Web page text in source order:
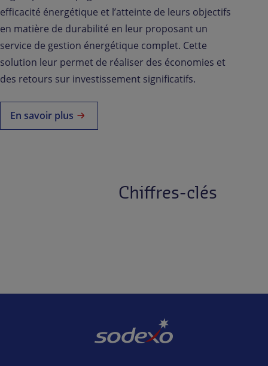
efficacité énergétique et l’atteinte de leurs objectifs
en matière de durabilité en leur proposant un
service de gestion énergétique complet. Cette
solution leur permet de réaliser des économies et
des retours sur investissement significatifs.
En savoir plus
Chiffres-clés